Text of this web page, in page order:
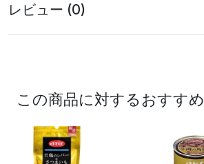
レビュー (0)
この商品に対するおすすめ